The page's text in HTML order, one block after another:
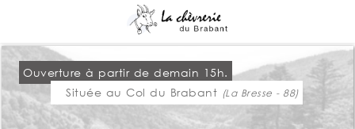
Ouverture à partir de demain 15h.
Située au Col du Brabant (La Bresse - 88)